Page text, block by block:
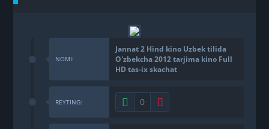
NOMI:
Jannat 2 Hind kino Uzbek tilida
O'zbekcha 2012 tarjima kino Full
HD tas-ix skachat
REYTING: 0